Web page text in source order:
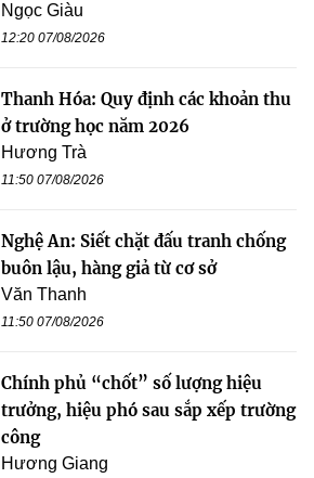
Ngọc Giàu
12:20 07/08/2026
Thanh Hóa: Quy định các khoản thu
ở trường học năm 2026
Hương Trà
11:50 07/08/2026
Nghệ An: Siết chặt đấu tranh chống
buôn lậu, hàng giả từ cơ sở
Văn Thanh
11:50 07/08/2026
Chính phủ “chốt” số lượng hiệu
trưởng, hiệu phó sau sắp xếp trường
công
Hương Giang